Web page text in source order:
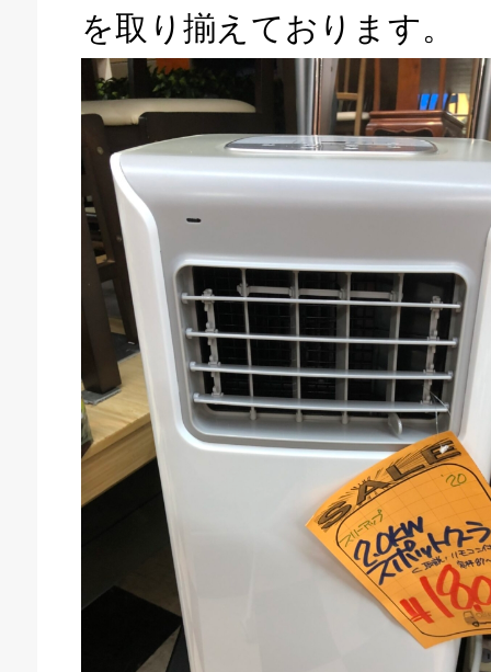
を取り揃えております。
ドキ 磐田店
生活館 豊橋東脇本店